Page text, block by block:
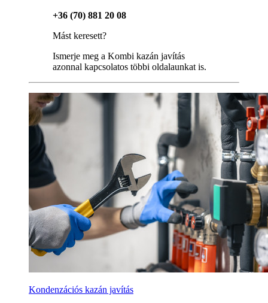
+36 (70) 881 20 08
Mást keresett?
Ismerje meg a Kombi kazán javítás
azonnal kapcsolatos többi oldalaunkat is.
Kondenzációs kazán javítás